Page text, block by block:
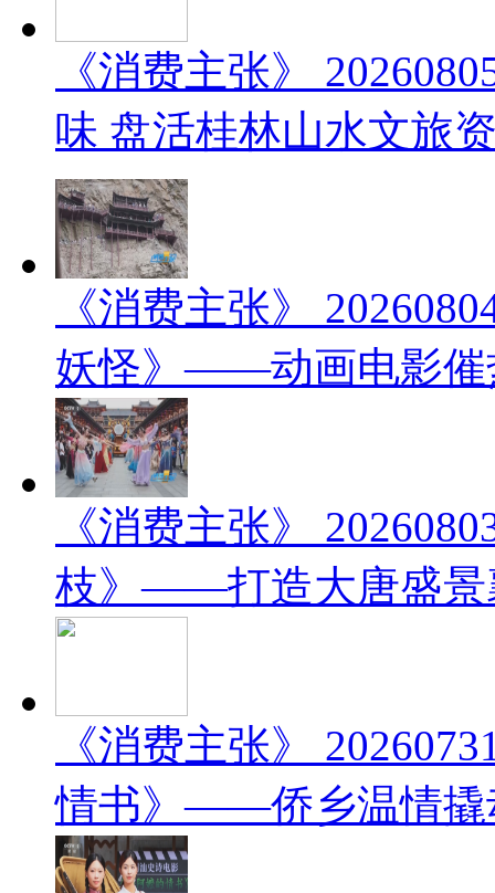
《消费主张》
味 盘活桂林山水文旅
《消费主张》
妖怪》——动画电影催
《消费主张》
枝》——打造大唐盛景
《消费主张》
情书》——侨乡温情撬